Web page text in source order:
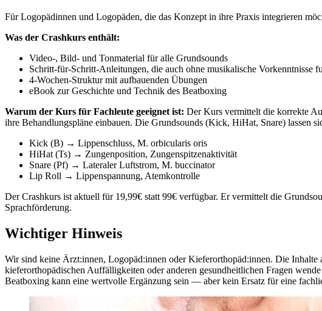
Für Logopädinnen und Logopäden, die das Konzept in ihre Praxis integrieren
Was der Crashkurs enthält:
Video-, Bild- und Tonmaterial für alle Grundsounds
Schritt-für-Schritt-Anleitungen, die auch ohne musikalische Vorkenntnisse
4-Wochen-Struktur mit aufbauenden Übungen
eBook zur Geschichte und Technik des Beatboxing
Warum der Kurs für Fachleute geeignet ist: Der Kurs vermittelt die korrekte
ihre Behandlungspläne einbauen. Die Grundsounds (Kick, HiHat, Snare) lassen
Kick (B) → Lippenschluss, M. orbicularis oris
HiHat (Ts) → Zungenposition, Zungenspitzenaktivität
Snare (Pf) → Lateraler Luftstrom, M. buccinator
Lip Roll → Lippenspannung, Atemkontrolle
Der Crashkurs ist aktuell für 19,99€ statt 99€ verfügbar. Er vermittelt die
Sprachförderung.
Wichtiger Hinweis
Wir sind keine Ärzt:innen, Logopäd:innen oder Kieferorthopäd:innen. Die Inhalte
kieferorthopädischen Auffälligkeiten oder anderen gesundheitlichen Fragen
Beatboxing kann eine wertvolle Ergänzung sein — aber kein Ersatz für eine